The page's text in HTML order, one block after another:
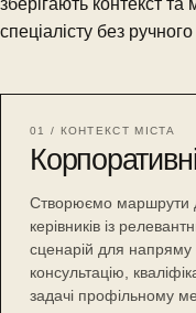
спеціалісту без
01 / КОНТЕКСТ МІСТА
Створюємо маршрути
керівників із
сценарій для напряму
консультацію,
задачі профільному